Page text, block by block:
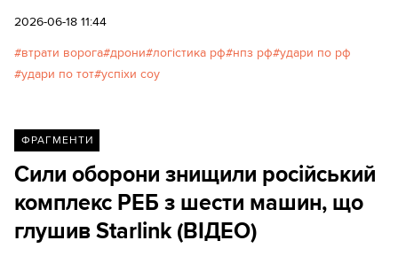
Московський нафтопереробний завод, нафтобаза
командні пункти окупаційних військ.
2026-06-18 11:44
втрати ворога дрони логістика рф нпз рф удари по рф
удари по тот успіхи соу
ФРАГМЕНТИ
Сили оборони знищили російський
комплекс РЕБ з шести машин, що
глушив Starlink (ВІДЕО)